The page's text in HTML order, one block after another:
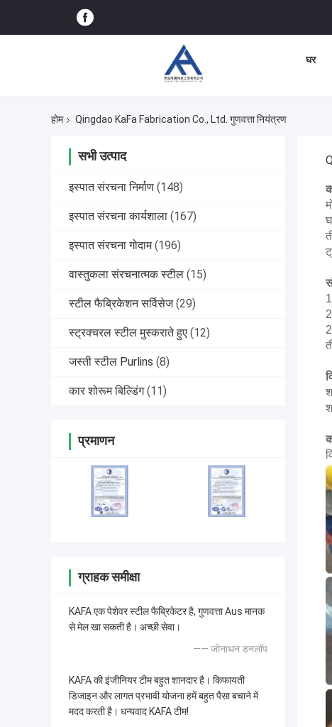
घर
होम Qingdao KaFa Fabrication Co., Ltd. गुणवत्ता नियंत्रण
सभी उत्पाद
इस्पात संरचना निर्माण (148)
इस्पात संरचना कार्यशाला (167)
इस्पात संरचना गोदाम (196)
वास्तुकला संरचनात्मक स्टील (15)
स्टील फैब्रिकेशन सर्विसेज (29)
स्ट्रक्चरल स्टील मुस्कराते हुए (12)
जस्ती स्टील Purlins (8)
कार शोरूम बिल्डिंग (11)
प्रमाणन
ग्राहक समीक्षा
KAFA एक पेशेवर स्टील फैब्रिकेटर है, गुणवत्ता Aus मानक
से मेल खा सकती है। अच्छी सेवा।
—— जोनाथन डनलॉप
KAFA की इंजीनियर टीम बहुत शानदार है। किफायती
डिजाइन और लागत प्रभावी योजना हमें बहुत पैसा बचाने में
मदद करती है। धन्यवाद KAFA टीम!